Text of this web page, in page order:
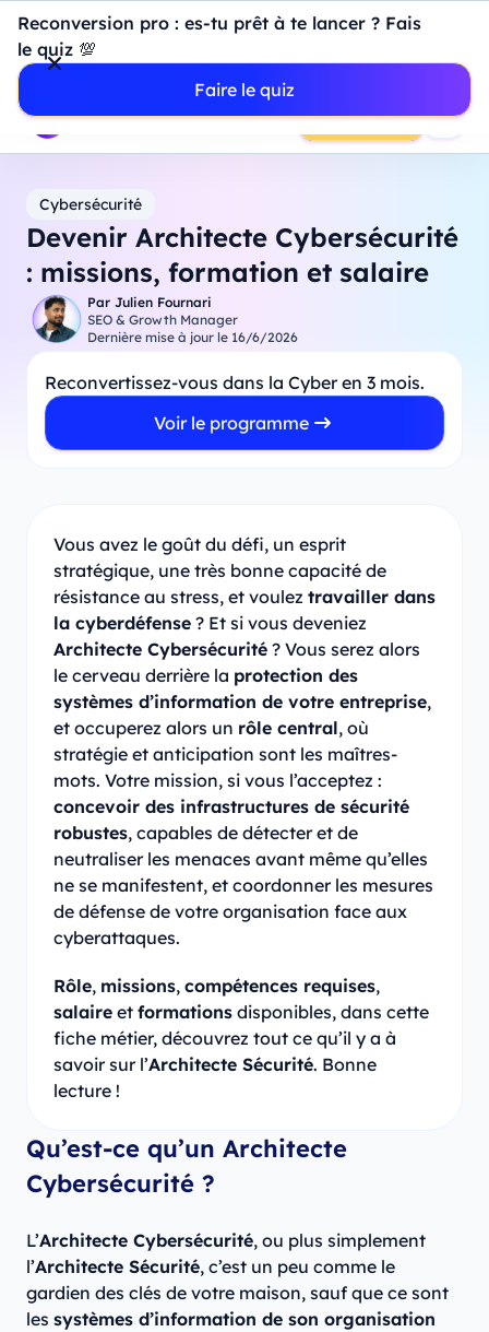
Reconversion pro : es-tu prêt à te lancer ? Fais
le quiz 💯
Faire le quiz
Introduction à Power BI : construisez votre premier
dashboard de A à Z
- Mardi 11 Août
18h00
Professionnels
Étudiants Parents Entreprises
Prendre RDV
Cybersécurité
Devenir Architecte Cybersécurité
: missions, formation et salaire
Par Julien Fournari
SEO & Growth Manager
Dernière mise à jour le 16/6/2026
Reconvertissez-vous dans la Cyber en 3 mois.
Voir le programme
Vous avez le goût du défi, un esprit
stratégique, une très bonne capacité de
résistance au stress, et voulez travailler dans
la cyberdéfense ? Et si vous deveniez
Architecte Cybersécurité ? Vous serez alors
le cerveau derrière la protection des
systèmes d’information de votre entreprise,
et occuperez alors un rôle central, où
stratégie et anticipation sont les maîtres-
mots. Votre mission, si vous l’acceptez :
concevoir des infrastructures de sécurité
robustes, capables de détecter et de
neutraliser les menaces avant même qu’elles
ne se manifestent, et coordonner les mesures
de défense de votre organisation face aux
cyberattaques.
Rôle, missions, compétences requises,
salaire et formations disponibles, dans cette
fiche métier, découvrez tout ce qu’il y a à
savoir sur l’Architecte Sécurité. Bonne
lecture !
Qu’est-ce qu’un Architecte
Cybersécurité ?
L’Architecte Cybersécurité, ou plus simplement
l’Architecte Sécurité, c’est un peu comme le
gardien des clés de votre maison, sauf que ce sont
les systèmes d’information de son organisation